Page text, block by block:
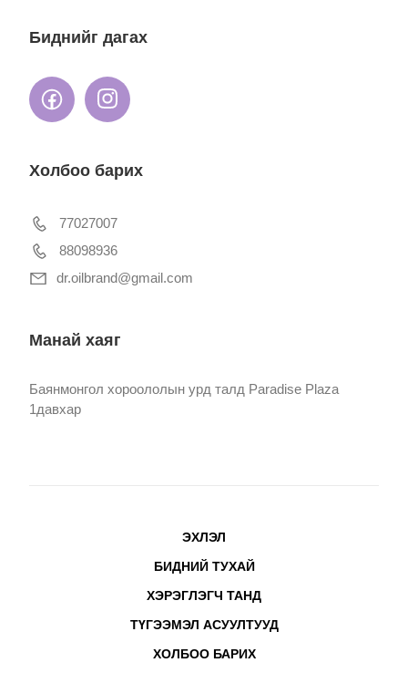
Биднийг дагах
Холбоо барих
77027007
88098936
dr.oilbrand@gmail.com
Манай хаяг
Баянмонгол хороололын урд талд Paradise Plaza
1давхар
ЭХЛЭЛ
БИДНИЙ ТУХАЙ
ХЭРЭГЛЭГЧ ТАНД
ТҮГЭЭМЭЛ АСУУЛТУУД
ХОЛБОО БАРИХ